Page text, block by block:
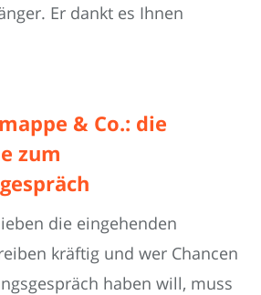
Er dankt es Ihnen
& Co.: die
zum
die eingehenden
kräftig und wer Chancen
haben will, muss